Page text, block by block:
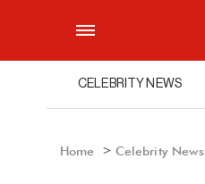
CELEBRITY NEWS
Home Celebrity News